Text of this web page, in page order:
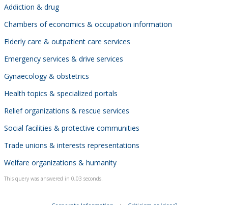
Addiction & drug
Chambers of economics & occupation information
Elderly care & outpatient care services
Emergency services & drive services
Gynaecology & obstetrics
Health topics & specialized portals
Relief organizations & rescue services
Social facilities & protective communities
Trade unions & interests representations
Welfare organizations & humanity
This query was answered in 0,03 seconds.